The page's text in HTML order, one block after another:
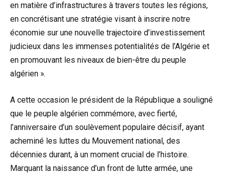
en matière d’infrastructures à travers toutes les régions,
en concrétisant une stratégie visant à inscrire notre
économie sur une nouvelle trajectoire d’investissement
judicieux dans les immenses potentialités de l’Algérie et
en promouvant les niveaux de bien-être du peuple
algérien ».
A cette occasion le président de la République a souligné
que le peuple algérien commémore, avec fierté,
l’anniversaire d’un soulèvement populaire décisif, ayant
acheminé les luttes du Mouvement national, des
décennies durant, à un moment crucial de l’histoire.
Marquant la naissance d’un front de lutte armée, une